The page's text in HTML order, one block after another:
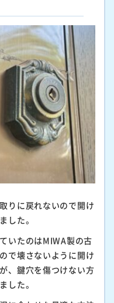
りに戻れないので開け
した。
いたのはMIWA製の古
で壊さないように開け
、鍵穴を傷つけない方
した。